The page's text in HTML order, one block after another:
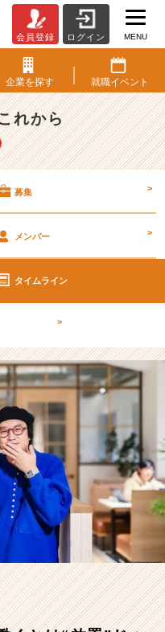
会員登録 ログイン MENU
企業を探す 就職イベント
れから
募集 >
メンバー >
タイムライン
>